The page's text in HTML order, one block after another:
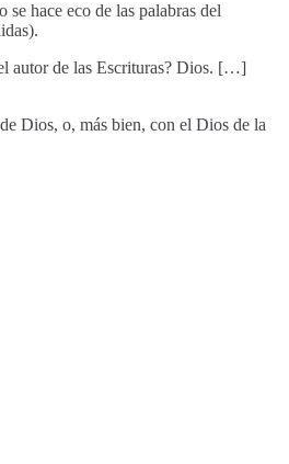
hace eco de las palabras del
autor de las Escrituras? Dios. […]
Dios, o, más bien, con el Dios de la